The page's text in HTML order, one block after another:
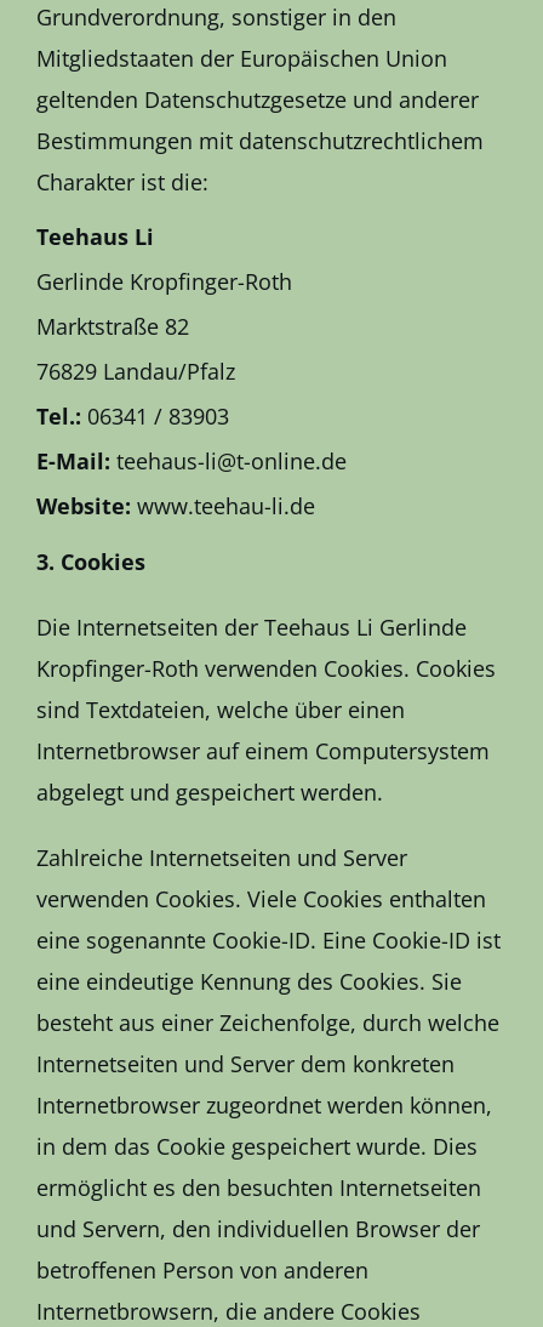
Grundverordnung, sonstiger in den
Mitgliedstaaten der Europäischen Union
geltenden Datenschutzgesetze und anderer
Bestimmungen mit datenschutzrechtlichem
Charakter ist die:
Teehaus Li
Gerlinde Kropfinger-Roth
Marktstraße 82
76829 Landau/Pfalz
Tel.: 06341 / 83903
E-Mail: teehaus-li@t-online.de
Website: www.teehau-li.de
3. Cookies
Die Internetseiten der Teehaus Li Gerlinde
Kropfinger-Roth verwenden Cookies. Cookies
sind Textdateien, welche über einen
Internetbrowser auf einem Computersystem
abgelegt und gespeichert werden.
Zahlreiche Internetseiten und Server
verwenden Cookies. Viele Cookies enthalten
eine sogenannte Cookie-ID. Eine Cookie-ID ist
eine eindeutige Kennung des Cookies. Sie
besteht aus einer Zeichenfolge, durch welche
Internetseiten und Server dem konkreten
Internetbrowser zugeordnet werden können,
in dem das Cookie gespeichert wurde. Dies
ermöglicht es den besuchten Internetseiten
und Servern, den individuellen Browser der
betroffenen Person von anderen
Internetbrowsern, die andere Cookies